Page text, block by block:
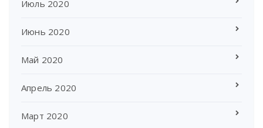
Июль 2020
Июнь 2020
Май 2020
Апрель 2020
Март 2020